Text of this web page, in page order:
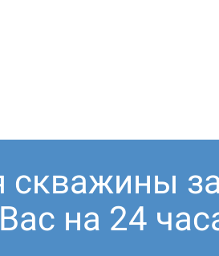
скважины
на 24